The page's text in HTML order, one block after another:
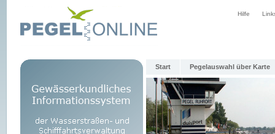
Hilfe
Start Pegelauswahl über Karte